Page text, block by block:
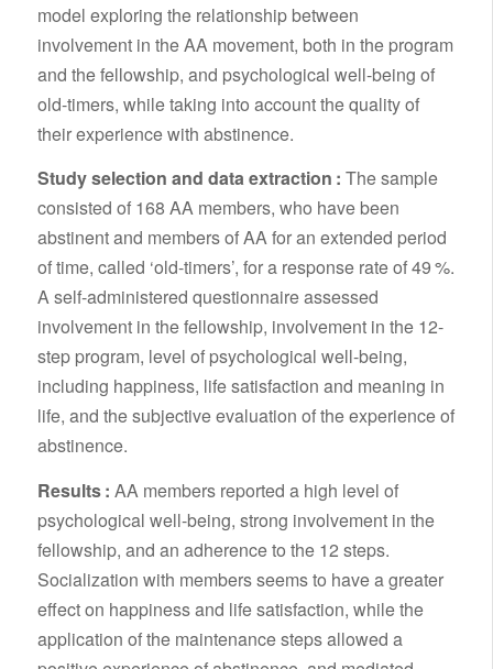
model exploring the relationship between
involvement in the AA movement, both in the program
and the fellowship, and psychological well-being of
old-timers, while taking into account the quality of
their experience with abstinence.
Study selection and data extraction : The sample
consisted of 168 AA members, who have been
abstinent and members of AA for an extended period
of time, called ‘old-timers’, for a response rate of 49 %.
A self-administered questionnaire assessed
involvement in the fellowship, involvement in the 12-
step program, level of psychological well-being,
including happiness, life satisfaction and meaning in
life, and the subjective evaluation of the experience of
abstinence.
Results : AA members reported a high level of
psychological well-being, strong involvement in the
fellowship, and an adherence to the 12 steps.
Socialization with members seems to have a greater
effect on happiness and life satisfaction, while the
application of the maintenance steps allowed a